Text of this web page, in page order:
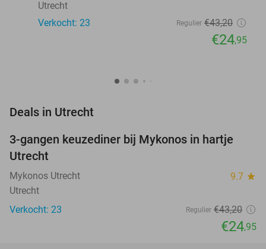
Utrecht
Verkocht: 23
Regulier €43,20
€24,95
Deals in Utrecht
42%
NEW
TODAY
3-gangen keuzediner bij Mykonos in hartje
Utrecht
Mykonos Utrecht 9.7 star
Utrecht
Verkocht: 23
Regulier €43,20
€24,95